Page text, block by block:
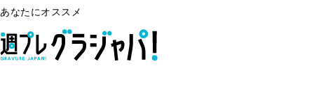
あなたにオススメ